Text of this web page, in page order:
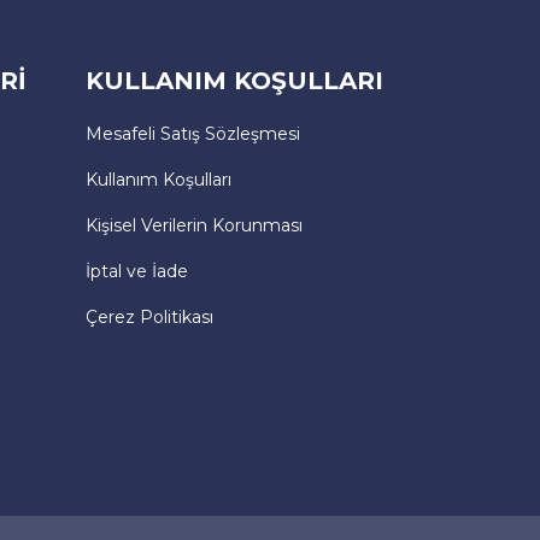
KULLANIM KOŞULLARI
Mesafeli Satış Sözleşmesi
Kullanım Koşulları
Kişisel Verilerin Korunması
İptal ve İade
Çerez Politikası